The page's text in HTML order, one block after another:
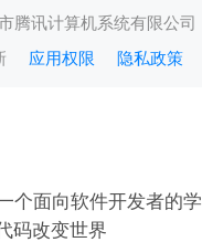
腾讯计算机系统有限公司
应用权限 隐私政策
个面向软件开发者的
码改变世界